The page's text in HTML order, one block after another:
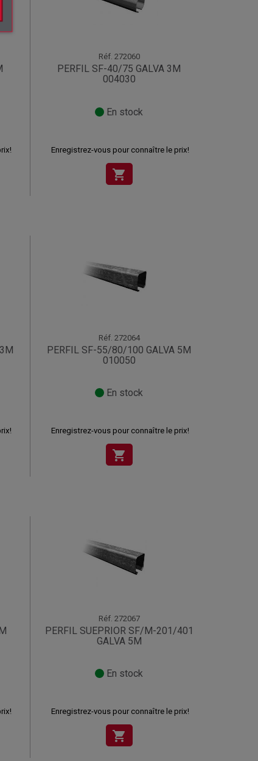
Réf. 272060
PERFIL SF-40/75 GALVA 3M
004030
En stock
Enregistrez-vous pour connaître le prix!
shopping_cart
Réf. 272064
PERFIL SF-55/80/100 GALVA 5M
010050
En stock
Enregistrez-vous pour connaître le prix!
shopping_cart
Réf. 272067
PERFIL SUEPRIOR SF/M-201/401
GALVA 5M
En stock
Enregistrez-vous pour connaître le prix!
shopping_cart